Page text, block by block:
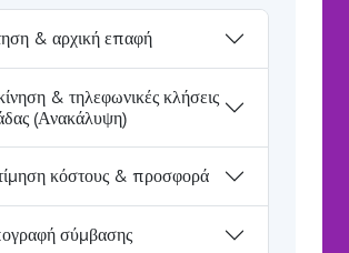
& αρχική επαφή
& τηλεφωνικές κλήσεις
(Ανακάλυψη)
κόστους & προσφορά
σύμβασης